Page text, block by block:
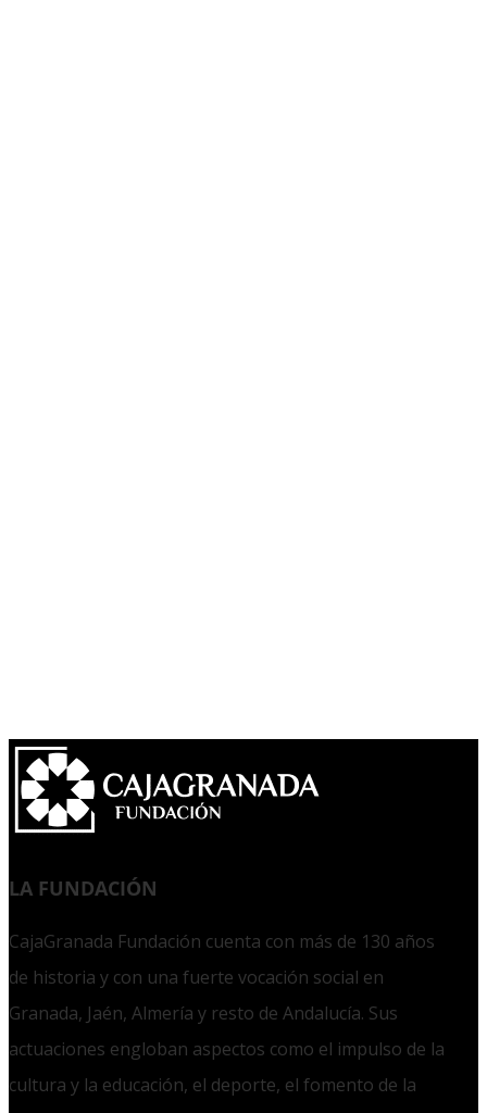
LA FUNDACIÓN
CajaGranada Fundación cuenta con más de 130 años
de historia y con una fuerte vocación social en
Granada, Jaén, Almería y resto de Andalucía. Sus
actuaciones engloban aspectos como el impulso de la
cultura y la educación, el deporte, el fomento de la